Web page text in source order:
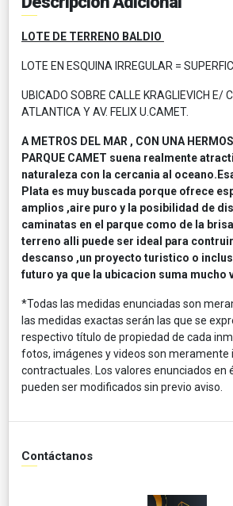
LOTE DE TERRENO BALDIO
LOTE EN ESQUINA IRREGULAR =
UBICADO SOBRE CALLE KRAGLIEVICH E/
ATLANTICA Y AV. FELIX U.CAMET.
A METROS DEL MAR , CON UNA
PARQUE CAMET suena realmente
naturaleza con la cercania al
Plata es muy buscada porque ofrece
amplios ,aire puro y la posibilidad de
caminatas en el parque como de la
terreno alli puede ser ideal para
descanso ,un proyecto turistico o
futuro ya que la ubicacion suma mucho
*Todas las medidas enunciadas son
las medidas exactas serán las que se
respectivo título de propiedad de cada
fotos, imágenes y videos son meramente
contractuales. Los valores enunciados en
pueden ser modificados sin previo aviso.
Contáctanos